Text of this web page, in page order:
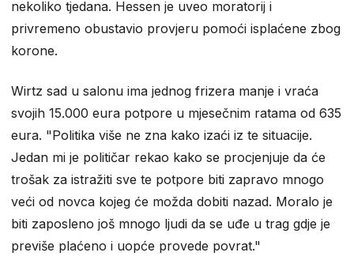
nekoliko tjedana. Hessen je uveo moratorij i
privremeno obustavio provjeru pomoći isplaćene zbog
korone.
Wirtz sad u salonu ima jednog frizera manje i vraća
svojih 15.000 eura potpore u mjesečnim ratama od 635
eura. "Politika više ne zna kako izaći iz te situacije.
Jedan mi je političar rekao kako se procjenjuje da će
trošak za istražiti sve te potpore biti zapravo mnogo
veći od novca kojeg će možda dobiti nazad. Moralo je
biti zaposleno još mnogo ljudi da se uđe u trag gdje je
previše plaćeno i uopće provede povrat."